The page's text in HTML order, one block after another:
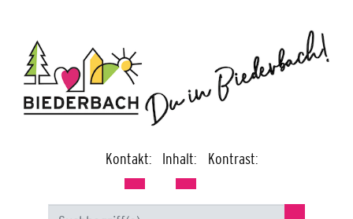
Kontakt: Inhalt: Kontrast: